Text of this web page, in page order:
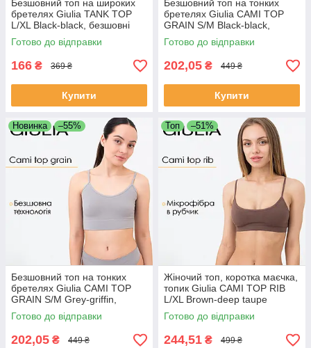
Безшовний топ на широких
бретелях Giulia TANK TOP
L/XL Black-black, безшовні
кроп топи Джулія, мікрофібра
Готово до відправки
166 ₴ 369 ₴
Купити
Безшовний топ на тонких
бретелях Giulia CAMI TOP
GRAIN S/M Black-black,
жіноча білизна топ для
фітнесу та дому
Готово до відправки
202,05 ₴ 449 ₴
Купити
Новинка –55%
Безшовний топ на тонких
бретелях Giulia CAMI TOP
GRAIN S/M Grey-griffin,
жіноча білизна топ для
фітнесу та дому
Готово до відправки
202,05 ₴ 449 ₴
Топ –51%
Жіночий топ, коротка маєчка,
топик Giulia CAMI TOP RIB
L/XL Brown-deep taupe
безшовний на бретельках
Готово до відправки
244,51 ₴ 499 ₴